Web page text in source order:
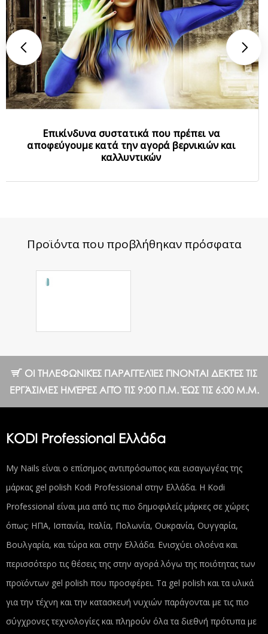
Επικίνδυνα συστατικά που πρέπει να
αποφεύγουμε κατά την αγορά βερνικιών και
καλλυντικών
Προϊόντα που προβλήθηκαν πρόσφατα
ΟΙ ΤΗΛΕΦΩΝΙΚΈΣ ΠΑΡΑΓΓΕΛΊΕΣ ΓΊΝΟΝΤΑΙ ΔΕΚΤΈΣ ΤΙΣ
ΕΡΓΆΣΙΜΕΣ ΗΜΈΡΕΣ ΑΠΌ ΤΙΣ 9:00 Π.Μ. ΈΩΣ ΤΙΣ 6:00 Μ.Μ.
KODI Professional Ελλάδα
My Nails είναι ο επίσημος αντιπρόσωπος και εισαγωγέας της
μάρκας gel polish Kodi Professional στην Ελλάδα. Η Kodi
Professional είναι μια από τις πιο δημοφιλείς μάρκες σε χώρες
όπως: ΗΠΑ, Ισπανία, Ιταλία, Πολωνία, Ουκρανία, Ουγγαρία,
Βουλγαρία, και τώρα και στην Ελλάδα. Ενισχύει ολοένα και
περισσότερο τις θέσεις της στην αγορά λόγω της ποιότητας των
προϊόντων gel polish που προσφέρει. Τα gel polish και τα υλικά
για την τέχνη και την κατασκευή νυχιών παράγονται με τις πιο
σύγχρονες τεχνολογίες και πληρούν όλα τα διεθνή πρότυπα με